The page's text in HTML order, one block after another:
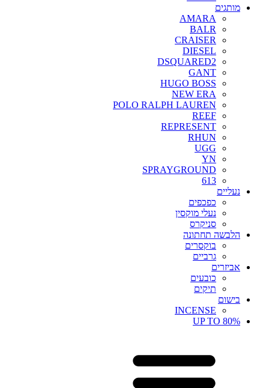
מותגים
AMARA
BALR
CRAISER
DIESEL
DSQUARED2
GANT
HUGO BOSS
NEW ERA
POLO RALPH LAUREN
REEF
REPRESENT
RHUN
UGG
YN
SPRAYGROUND
613
נעליים
כפכפים
נעלי מוקסין
סניקרס
הלבשה תחתונה
בוקסרים
גרביים
אביזרים
כובעים
תיקים
בישום
INCENSE
UP TO 80%